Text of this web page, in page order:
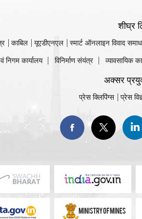
शीघ्र
काबिल यूएडीएनएल स्मार्ट ऑनलाइन विवाद
निगम कार्यालय
विनिर्माण संयंत्र व्यावसायिक
अक्सर
प्रेस क्लिपिंग्स प्रेस